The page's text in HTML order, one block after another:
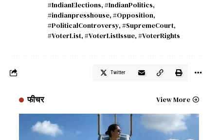
#IndianElections, #IndianPolitics,
#indianpresshouse, #Opposition,
#PoliticalControversy, #SupremeCourt,
#VoterList, #VoterListIssue, #VoterRights
Twitter
फीचर View More